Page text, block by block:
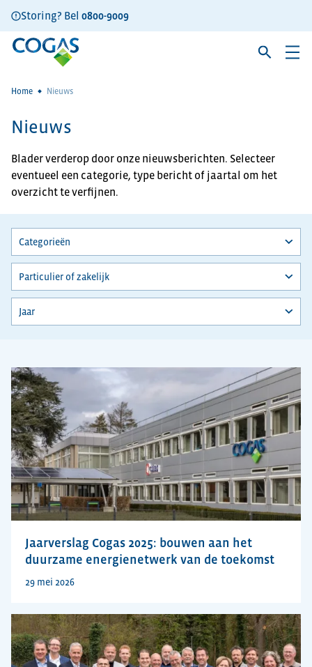
Storing? Bel 0800-9009
Home Nieuws
Nieuws
Blader verderop door onze nieuwsberichten. Selecteer
eventueel een categorie, type bericht of jaartal om het
overzicht te verfijnen.
Jaarverslag Cogas 2025: bouwen aan het
duurzame energienetwerk van de toekomst
29 mei 2026